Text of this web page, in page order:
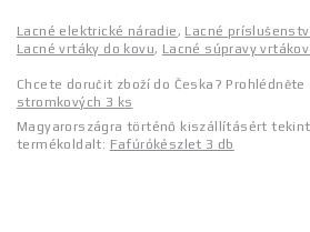
Lacné elektrické náradie, Lacné
Lacné vrtáky do kovu, Lacné súpravy
Chcete doručit zboží do Česka? Prohlédněte
stromkových 3 ks
Magyarországra történő kiszállításért
termékoldalt: Fafúrókészlet 3 db